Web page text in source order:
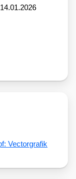
14.01.2026